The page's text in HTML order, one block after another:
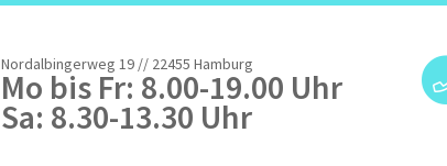
Nordalbingerweg 19 // 22455 Hamburg
Mo bis Fr: 8.00-19.00 Uhr
Sa: 8.30-13.30 Uhr